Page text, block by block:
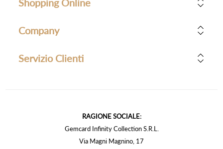
Shopping Online
Company
Servizio Clienti
RAGIONE SOCIALE:
Gemcard Infinity Collection S.R.L.
Via Magni Magnino, 17